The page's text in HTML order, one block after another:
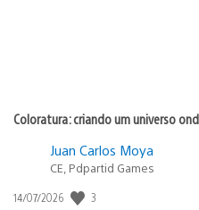
Coloratura: criando um universo
Juan Carlos Moya
CE, Pdpartid Games
Data
14/07/2026 3